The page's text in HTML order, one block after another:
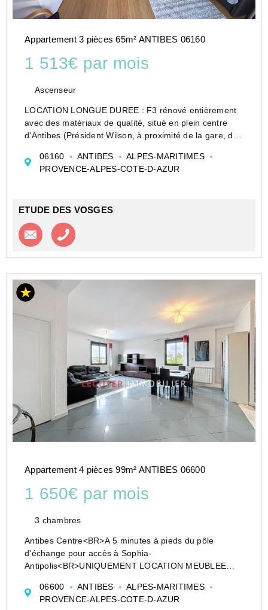
Appartement 3 pièces 65m² ANTIBES 06160
1 513€ par mois
Ascenseur
LOCATION LONGUE DUREE : F3 rénové entièrement
avec des matériaux de qualité, situé en plein centre
d'Antibes (Président Wilson, à proximité de la gare, du
65 m² se trouve au quatrième étage (a...
06160 ANTIBES
ALPES-MARITIMES
PROVENCE-ALPES-COTE-D-AZUR
ETUDE DES VOSGES
Contacter l'agence
Appartement 4 pièces 99m² ANTIBES 06600
1 650€ par mois
3 chambres
Antibes Centre<BR>A 5 minutes à pieds du pôle
d'échange pour accès à Sophia-
Antipolis<BR>UNIQUEMENT LOCATION MEUBLEE
Pièces en 2ème étage d'une Villa<BR>Grand séjour,
Cuisine indépenda...
06600 ANTIBES
ALPES-MARITIMES
PROVENCE-ALPES-COTE-D-AZUR